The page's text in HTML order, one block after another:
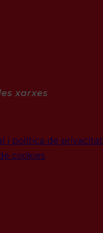
xarxes
i política de privacitat
cookies